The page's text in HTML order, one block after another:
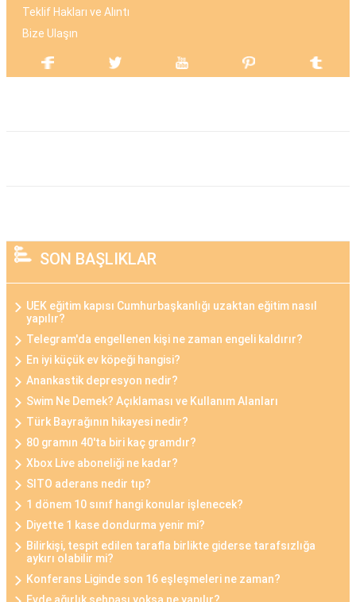
Teklif Hakları ve Alıntı
Bize Ulaşın
SON BAŞLIKLAR
UEK eğitim kapısı Cumhurbaşkanlığı uzaktan eğitim nasıl
yapılır?
Telegram'da engellenen kişi ne zaman engeli kaldırır?
En iyi küçük ev köpeği hangisi?
Anankastik depresyon nedir?
Swim Ne Demek? Açıklaması ve Kullanım Alanları
Türk Bayrağının hikayesi nedir?
80 gramın 40'ta biri kaç gramdır?
Xbox Live aboneliği ne kadar?
SITO aderans nedir tıp?
1 dönem 10 sınıf hangi konular işlenecek?
Diyette 1 kase dondurma yenir mi?
Bilirkişi, tespit edilen tarafla birlikte giderse tarafsızlığa
aykırı olabilir mi?
Konferans Liginde son 16 eşleşmeleri ne zaman?